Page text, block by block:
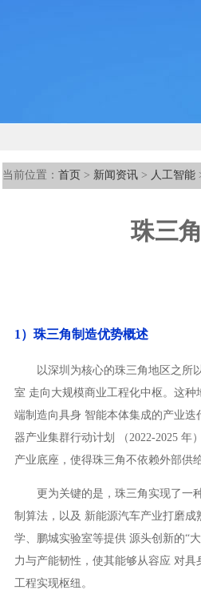
当前位置： 首页 > 新闻资讯 > 人工智能
珠三
1）珠三角制造优势概述
以深圳为核心的珠三角地区之所
室 走向大规模商业工程化中枢。这
端制造向具身 智能本体集成的产业
器产业集群行动计划 （2022-2025
产业底座，使得珠三角不依赖外部供
更为关键的是，珠三角实现了一
制算法，以及 新能源汽车产业打磨
学、鹏城实验室等提供 源头创新的“
力与产能韧性，使其能够从容应 对
工程实现枢纽。